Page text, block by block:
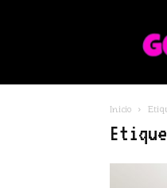
Inicio